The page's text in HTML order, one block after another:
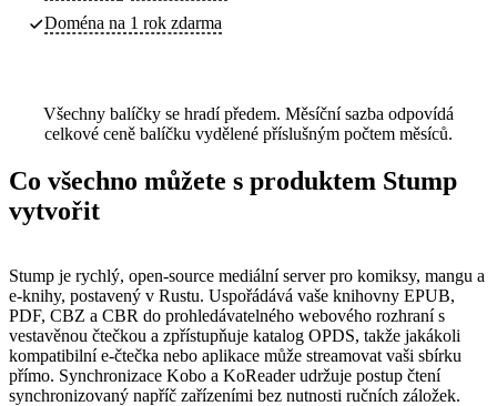
Doména na 1 rok zdarma
Všechny balíčky se hradí předem. Měsíční sazba odpovídá
celkové ceně balíčku vydělené příslušným počtem měsíců.
Co všechno můžete s produktem Stump
vytvořit
Stump je rychlý, open-source mediální server pro komiksy, mangu a
e-knihy, postavený v Rustu. Uspořádává vaše knihovny EPUB,
PDF, CBZ a CBR do prohledávatelného webového rozhraní s
vestavěnou čtečkou a zpřístupňuje katalog OPDS, takže jakákoli
kompatibilní e-čtečka nebo aplikace může streamovat vaši sbírku
přímo. Synchronizace Kobo a KoReader udržuje postup čtení
synchronizovaný napříč zařízeními bez nutnosti ručních záložek.